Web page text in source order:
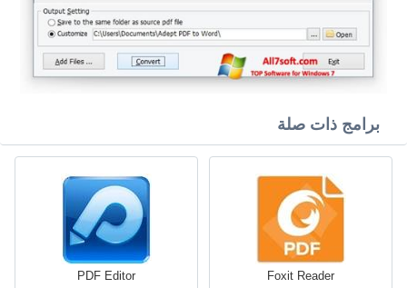
برامج ذات صلة
Foxit Reader
PDF Editor